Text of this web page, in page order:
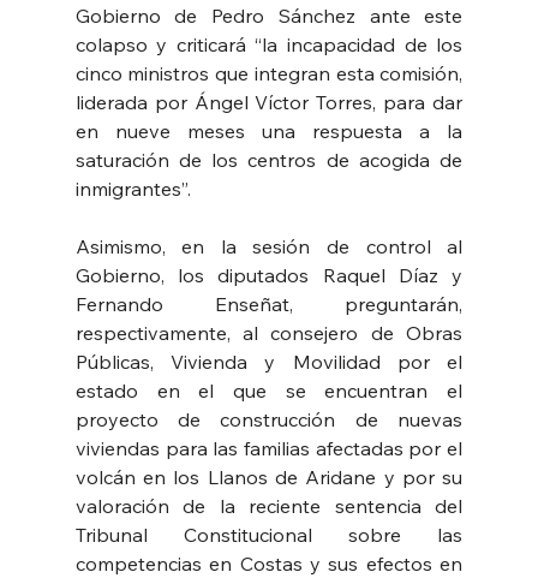
Gobierno de Pedro Sánchez ante este
colapso y criticará “la incapacidad de los
cinco ministros que integran esta comisión,
liderada por Ángel Víctor Torres, para dar
en nueve meses una respuesta a la
saturación de los centros de acogida de
inmigrantes”.
Asimismo, en la sesión de control al
Gobierno, los diputados Raquel Díaz y
Fernando Enseñat, preguntarán,
respectivamente, al consejero de Obras
Públicas, Vivienda y Movilidad por el
estado en el que se encuentran el
proyecto de construcción de nuevas
viviendas para las familias afectadas por el
volcán en los Llanos de Aridane y por su
valoración de la reciente sentencia del
Tribunal Constitucional sobre las
competencias en Costas y sus efectos en